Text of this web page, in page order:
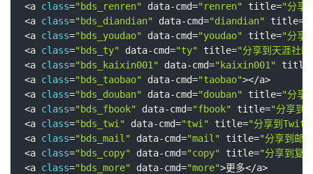
<a class="bds_renren" data-cmd="renren" title="分享
<a class="bds_diandian" data-cmd="diandian" title=
<a class="bds_youdao" data-cmd="youdao" title="分享
<a class="bds_ty" data-cmd="ty" title="分享到天涯社
<a class="bds_kaixin001" data-cmd="kaixin001" title
<a class="bds_taobao" data-cmd="taobao"></a>
<a class="bds_douban" data-cmd="douban" title="分享
<a class="bds_fbook" data-cmd="fbook" title="分享到
<a class="bds_twi" data-cmd="twi" title="分享到
<a class="bds_mail" data-cmd="mail" title="分享到邮
<a class="bds_copy" data-cmd="copy" title="分享到复
<a class="bds_more" data-cmd="more">更多</a>